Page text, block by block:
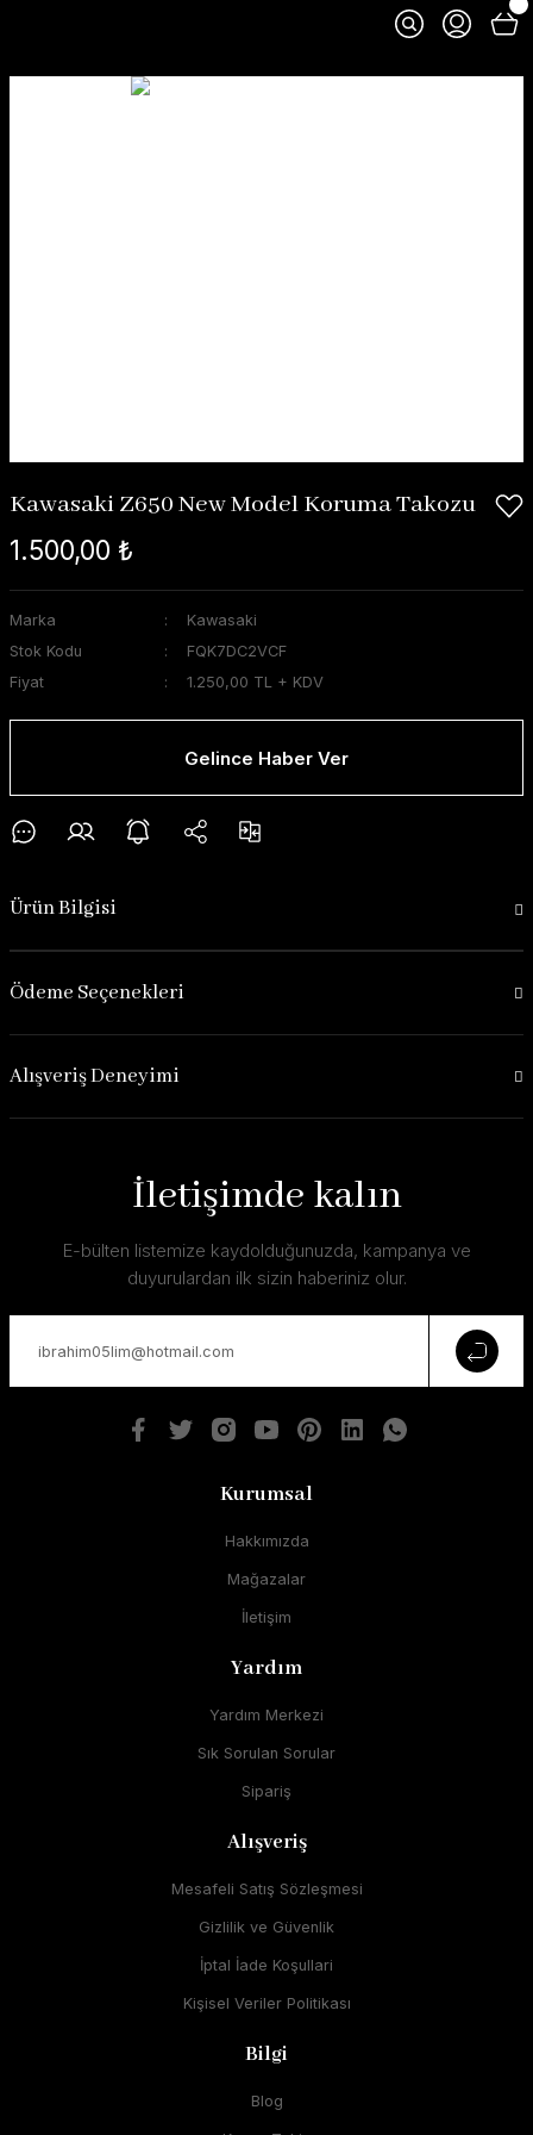
Kawasaki Z650 New Model Koruma Takozu
1.500,00 ₺
Marka
Kawasaki
Stok Kodu
FQK7DC2VCF
Fiyat
1.250,00 TL + KDV
Gelince Haber Ver
Ürün Bilgisi
Ödeme Seçenekleri
Alışveriş Deneyimi
İletişimde kalın
E-bülten listemize kaydolduğunuzda, kampanya ve
duyurulardan ilk sizin haberiniz olur.
Kurumsal
Hakkımızda
Mağazalar
İletişim
Yardım
Yardım Merkezi
Sık Sorulan Sorular
Sipariş
Alışveriş
Mesafeli Satış Sözleşmesi
Gizlilik ve Güvenlik
İptal İade Koşullari
Kişisel Veriler Politikası
Bilgi
Blog